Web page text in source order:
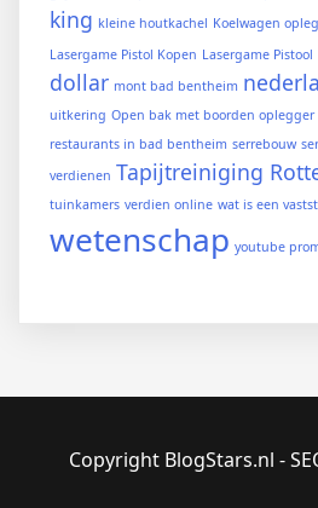
king kleine houtkachel Koelwagen
Lasergame Pistol Kopen Lasergame Pistool
dollar mont bad bentheim
uitkering Open bak met boorden oplegger
restaurants in bad bentheim serrebouw
verdienen Tapijtreiniging
tuinkamers verdien online wat is een
wetenschap youtube
Copyright BlogStars.nl -